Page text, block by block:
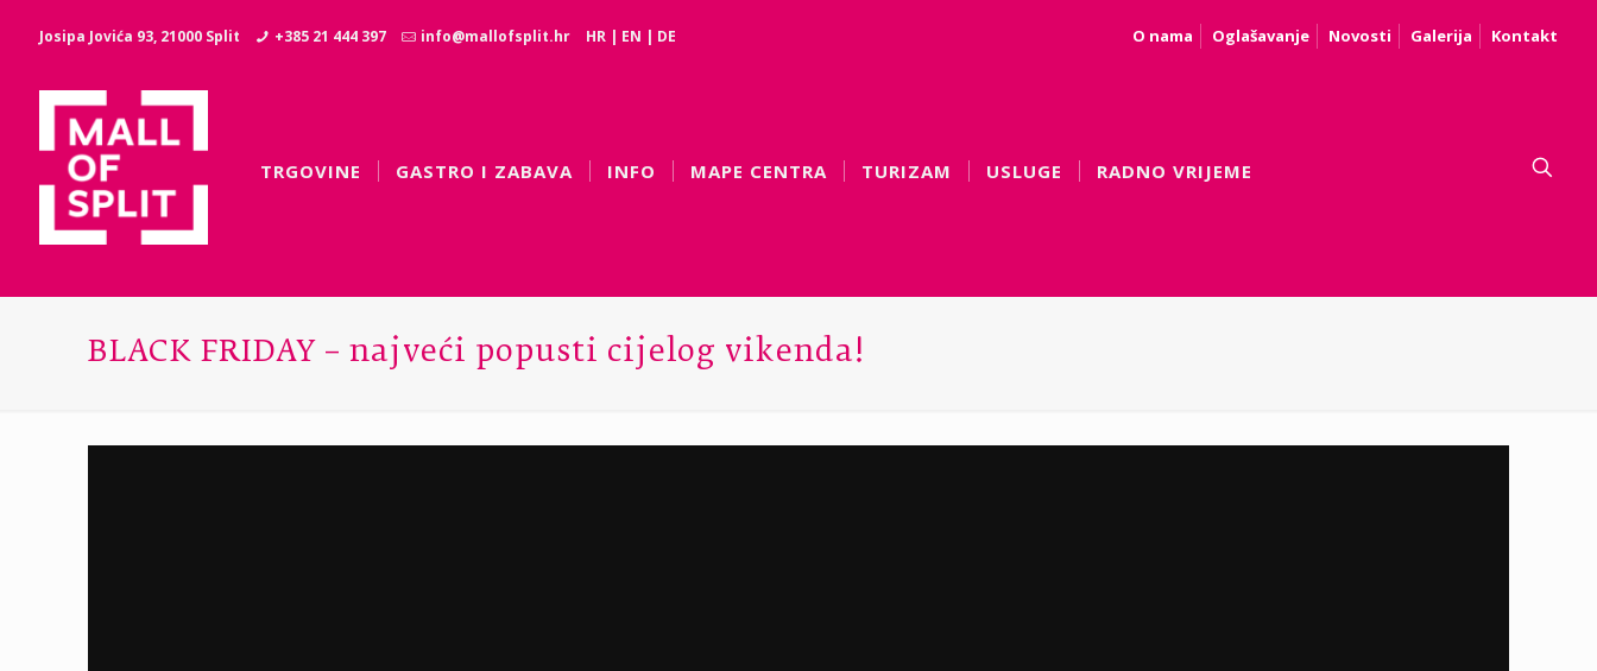
Josipa Jovića 93, 21000 Split +385 21 444 397 info@mallofsplit.hr HR | EN | DE O nama Oglašavanje Novosti Galerija Kontakt
TRGOVINE GASTRO I ZABAVA INFO MAPE CENTRA TURIZAM USLUGE RADNO VRIJEME
BLACK FRIDAY – najveći popusti cijelog vikenda!